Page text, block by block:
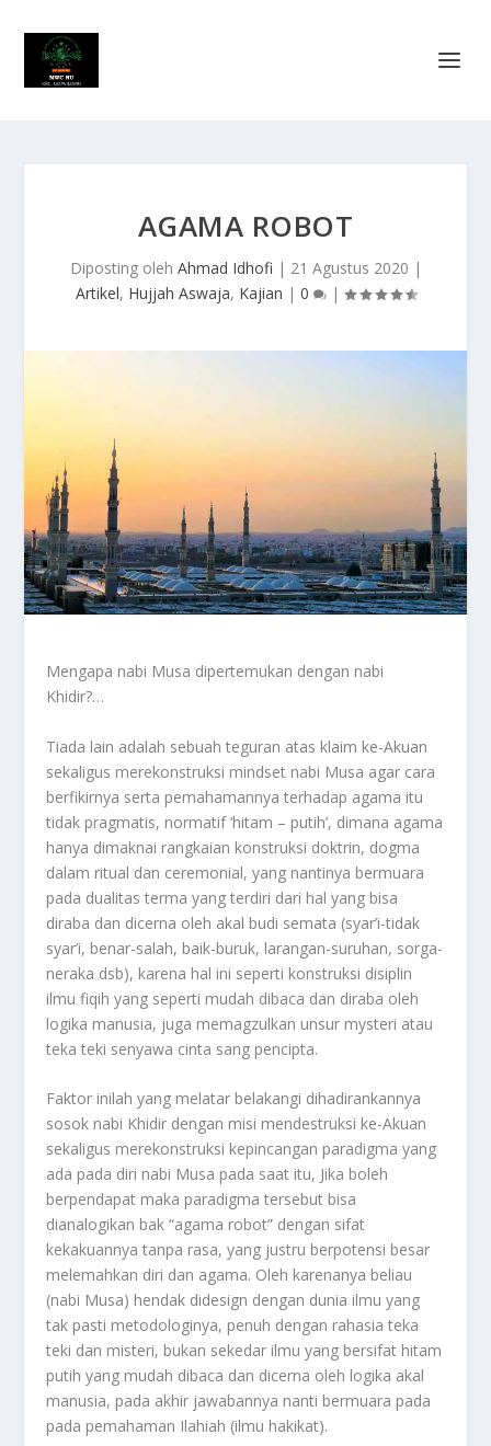
AGAMA ROBOT
Diposting oleh Ahmad Idhofi | 21 Agustus 2020 |
Artikel, Hujjah Aswaja, Kajian | 0 |
Mengapa nabi Musa dipertemukan dengan nabi
Khidir?…
Tiada lain adalah sebuah teguran atas klaim ke-Akuan
sekaligus merekonstruksi mindset nabi Musa agar cara
berfikirnya serta pemahamannya terhadap agama itu
tidak pragmatis, normatif ‘hitam – putih’, dimana agama
hanya dimaknai rangkaian konstruksi doktrin, dogma
dalam ritual dan ceremonial, yang nantinya bermuara
pada dualitas terma yang terdiri dari hal yang bisa
diraba dan dicerna oleh akal budi semata (syar’i-tidak
syar’i, benar-salah, baik-buruk, larangan-suruhan, sorga-
neraka dsb), karena hal ini seperti konstruksi disiplin
ilmu fiqih yang seperti mudah dibaca dan diraba oleh
logika manusia, juga memagzulkan unsur mysteri atau
teka teki senyawa cinta sang pencipta.
Faktor inilah yang melatar belakangi dihadirankannya
sosok nabi Khidir dengan misi mendestruksi ke-Akuan
sekaligus merekonstruksi kepincangan paradigma yang
ada pada diri nabi Musa pada saat itu, Jika boleh
berpendapat maka paradigma tersebut bisa
dianalogikan bak “agama robot” dengan sifat
kekakuannya tanpa rasa, yang justru berpotensi besar
melemahkan diri dan agama. Oleh karenanya beliau
(nabi Musa) hendak didesign dengan dunia ilmu yang
tak pasti metodologinya, penuh dengan rahasia teka
teki dan misteri, bukan sekedar ilmu yang bersifat hitam
putih yang mudah dibaca dan dicerna oleh logika akal
manusia, pada akhir jawabannya nanti bermuara pada
pada pemahaman Ilahiah (ilmu hakikat).